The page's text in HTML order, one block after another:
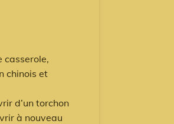
casserole,
chinois et
d’un torchon
à nouveau